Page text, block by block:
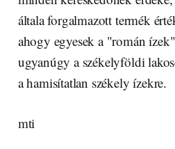
általa forgalmazott termék
ahogy egyesek a "román
ugyanúgy a székelyföldi
a hamisítatlan székely ízekre.
mti